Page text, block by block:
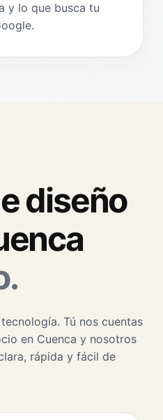
y lo que busca tu
diseño
Tú nos cuentas
en Cuenca y nosotros
rápida y fácil de